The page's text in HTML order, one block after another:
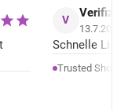
V
13.7.2026
Schnelle
Trusted Shops